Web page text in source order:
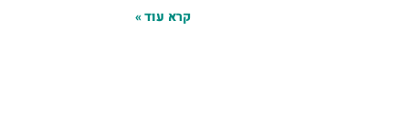
קרא עוד »